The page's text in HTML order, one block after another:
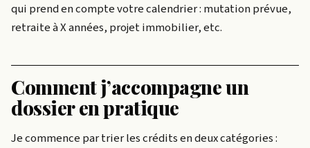
qui prend en compte votre calendrier : mutation prévue,
retraite à X années, projet immobilier, etc.
Comment j’accompagne un
dossier en pratique
Je commence par trier les crédits en deux catégories :